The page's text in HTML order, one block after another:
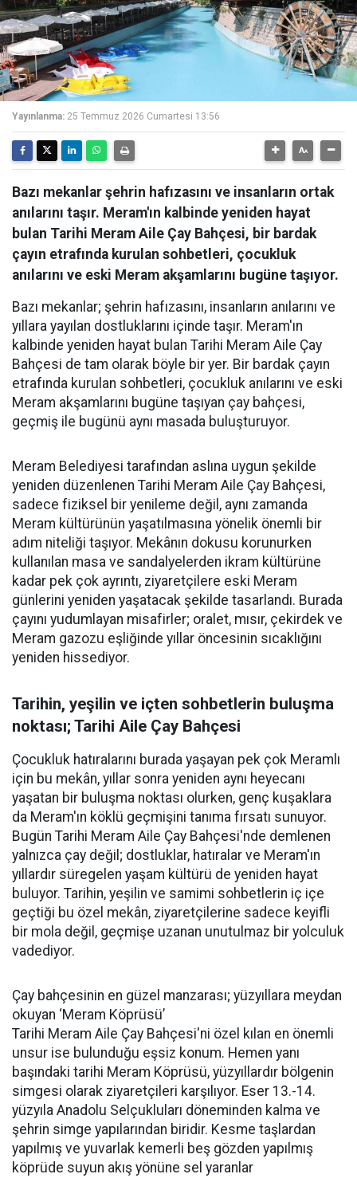
Yayınlanma: 25 Temmuz 2026 Cumartesi 13:56
Bazı mekanlar şehrin hafızasını ve insanların ortak
anılarını taşır. Meram'ın kalbinde yeniden hayat
bulan Tarihi Meram Aile Çay Bahçesi, bir bardak
çayın etrafında kurulan sohbetleri, çocukluk
anılarını ve eski Meram akşamlarını bugüne taşıyor.
Bazı mekanlar; şehrin hafızasını, insanların anılarını ve
yıllara yayılan dostluklarını içinde taşır. Meram'ın
kalbinde yeniden hayat bulan Tarihi Meram Aile Çay
Bahçesi de tam olarak böyle bir yer. Bir bardak çayın
etrafında kurulan sohbetleri, çocukluk anılarını ve eski
Meram akşamlarını bugüne taşıyan çay bahçesi,
geçmiş ile bugünü aynı masada buluşturuyor.
Meram Belediyesi tarafından aslına uygun şekilde
yeniden düzenlenen Tarihi Meram Aile Çay Bahçesi,
sadece fiziksel bir yenileme değil, aynı zamanda
Meram kültürünün yaşatılmasına yönelik önemli bir
adım niteliği taşıyor. Mekânın dokusu korunurken
kullanılan masa ve sandalyelerden ikram kültürüne
kadar pek çok ayrıntı, ziyaretçilere eski Meram
günlerini yeniden yaşatacak şekilde tasarlandı. Burada
çayını yudumlayan misafirler; oralet, mısır, çekirdek ve
Meram gazozu eşliğinde yıllar öncesinin sıcaklığını
yeniden hissediyor.
Tarihin, yeşilin ve içten sohbetlerin buluşma
noktası; Tarihi Aile Çay Bahçesi
Çocukluk hatıralarını burada yaşayan pek çok Meramlı
için bu mekân, yıllar sonra yeniden aynı heyecanı
yaşatan bir buluşma noktası olurken, genç kuşaklara
da Meram'ın köklü geçmişini tanıma fırsatı sunuyor.
Bugün Tarihi Meram Aile Çay Bahçesi'nde demlenen
yalnızca çay değil; dostluklar, hatıralar ve Meram'ın
yıllardır süregelen yaşam kültürü de yeniden hayat
buluyor. Tarihin, yeşilin ve samimi sohbetlerin iç içe
geçtiği bu özel mekân, ziyaretçilerine sadece keyifli
bir mola değil, geçmişe uzanan unutulmaz bir yolculuk
vadediyor.
Çay bahçesinin en güzel manzarası; yüzyıllara meydan
okuyan ‘Meram Köprüsü’
Tarihi Meram Aile Çay Bahçesi'ni özel kılan en önemli
unsur ise bulunduğu eşsiz konum. Hemen yanı
başındaki tarihi Meram Köprüsü, yüzyıllardır bölgenin
simgesi olarak ziyaretçileri karşılıyor. Eser 13.-14.
yüzyıla Anadolu Selçukluları döneminden kalma ve
şehrin simge yapılarından biridir. Kesme taşlardan
yapılmış ve yuvarlak kemerli beş gözden yapılmış
köprüde suyun akış yönüne sel yaranlar